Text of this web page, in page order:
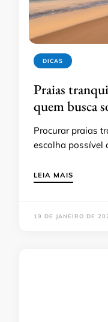
DICAS
Praias
quem busca
Procurar praias
escolha possível
LEIA MAIS
19 DE JANEIRO DE